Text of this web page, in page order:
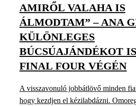
AMIRŐL VALAHA IS
ÁLMODTAM” – ANA
KÜLÖNLEGES
BÚCSÚAJÁNDÉKOT
FINAL FOUR VÉGÉN
A visszavonuló jobbátlövő minden
hogy kezdjen el kézilabdázni.